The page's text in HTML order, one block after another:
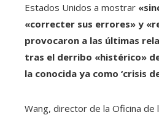
Estados Unidos a mostrar
«correcter sus errores» y
provocaron a las últimas
tras el derribo «histérico»
la conocida ya como ‘crisis
Wang, director de la Oficina de